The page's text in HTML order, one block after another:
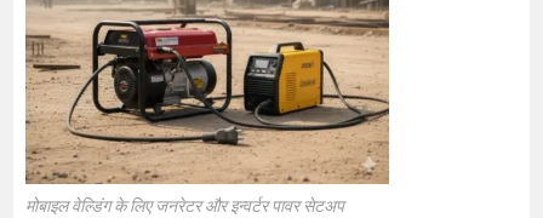
मोबाइल वेल्डिंग के लिए जनरेटर और इन्वर्टर पावर सेटअप